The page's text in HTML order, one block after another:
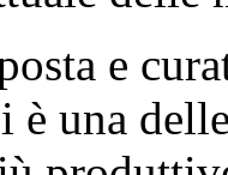
e
è una